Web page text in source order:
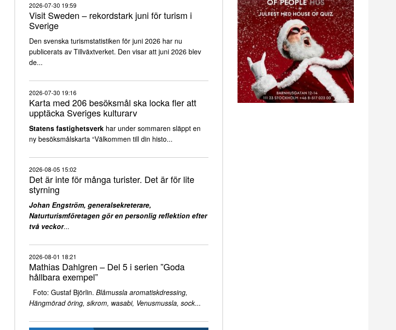
2026-07-30 19:59
Visit Sweden – rekordstark juni för turism i
Sverige
Den svenska turismstatistiken för juni 2026 har nu
publicerats av Tillväxtverket. Den visar att juni 2026 blev
de...
2026-07-30 19:16
Karta med 206 besöksmål ska locka fler att
upptäcka Sveriges kulturarv
Statens fastighetsverk har under sommaren släppt en
ny besöksmålskarta “Välkommen till din histo...
2026-08-05 15:02
Det är inte för många turister. Det är för lite
styrning
Johan Engström, generalsekreterare,
Naturturismföretagen gör en personlig reflektion efter
två veckor...
2026-08-01 18:21
Mathias Dahlgren – Del 5 i serien ”Goda
hållbara exempel”
Foto: Gustaf Björlin. Blåmussla aromatiskdressing,
Hängmörad öring, sikrom, wasabi, Venusmussla, sock...